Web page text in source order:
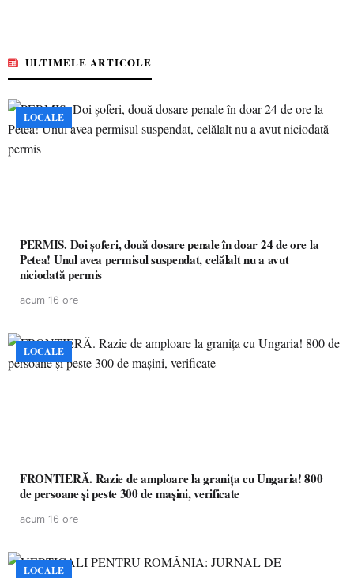
ULTIMELE ARTICOLE
LOCALE
PERMIS. Doi șoferi, două dosare penale în doar 24 de ore la
Petea! Unul avea permisul suspendat, celălalt nu a avut
niciodată permis
acum 16 ore
LOCALE
FRONTIERĂ. Razie de amploare la granița cu Ungaria! 800
de persoane și peste 300 de mașini, verificate
acum 16 ore
LOCALE